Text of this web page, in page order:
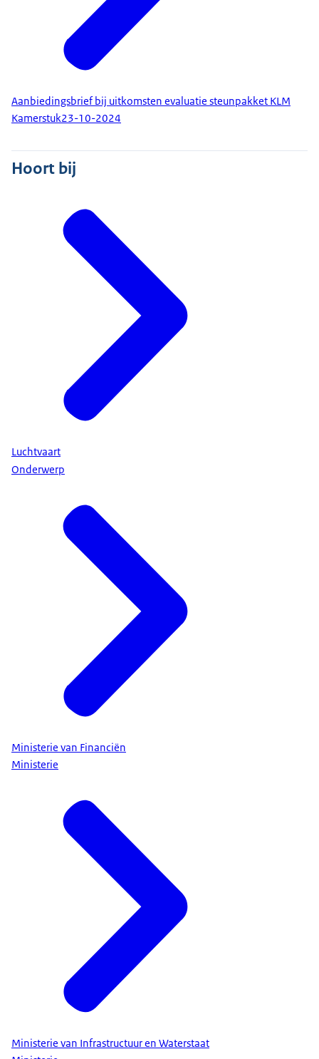
Aanbiedingsbrief bij uitkomsten evaluatie steunpakket KLM
Kamerstuk23-10-2024
Hoort bij
Luchtvaart
Onderwerp
Ministerie van Financiën
Ministerie
Ministerie van Infrastructuur en Waterstaat